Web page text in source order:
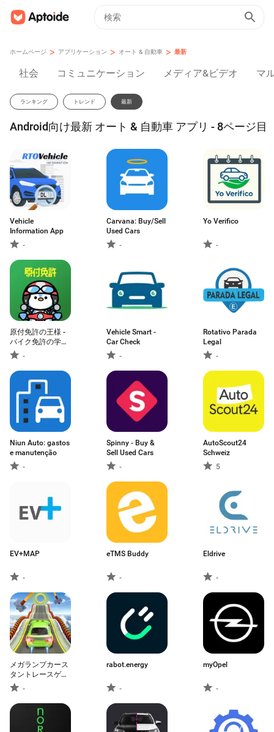
ホームページ > アプリケーション > オート & 自動車 > 最新
社会 コミュニケーション メディア&ビデオ マ
ランキング トレンド 最新
Android向け最新 オート & 自動車 アプリ - 8ページ目
Vehicle
Information App
-
Carvana: Buy/Sell
Used Cars
-
Yo Verifico
-
原付免許の王様 -
バイク免許の学科
試験 勉強＆問題集
アプリ
-
Vehicle Smart -
Car Check
-
Rotativo Parada
Legal
-
Niun Auto: gastos
e manutenção
-
Spinny - Buy &
Sell Used Cars
-
AutoScout24
Schweiz
5
EV+MAP
-
eTMS Buddy
-
Eldrive
-
メガランプカース
タントレースゲー
ム
-
rabot.energy
-
myOpel
-